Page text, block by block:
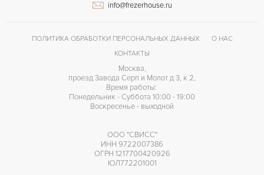
info@frezerhouse.ru
ПОЛИТИКА ОБРАБОТКИ ПЕРСОНАЛЬНЫХ ДАННЫХ
О НАС
КОНТАКТЫ
Москва,
проезд Завода Серп и Молот д 3, к 2,
Время работы:
Понедельник - Суббота 10:00 - 19:00
Воскресенье - выходной
ООО "СВИСС"
ИНН 9722007386
ОГРН 1217700420926
ЮЛ772201001